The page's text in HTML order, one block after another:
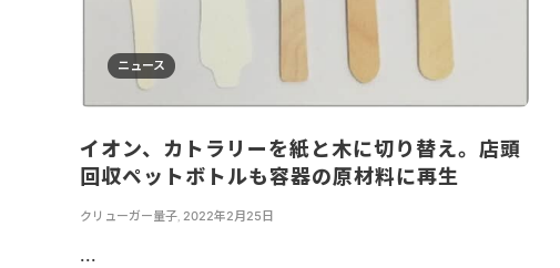
ニュース
イオン、カトラリーを紙と木に切り替え。店頭
回収ペットボトルも容器の原材料に再生
クリューガー量子, 2022年2月25日
...